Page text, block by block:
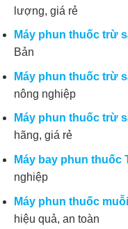
lượng, giá rẻ
Máy phun thuốc trừ
Bản
Máy phun thuốc trừ
nông nghiệp
Máy phun thuốc trừ
hãng, giá rẻ
Máy bay phun thuốc
nghiệp
Máy phun thuốc
hiệu quả, an toàn